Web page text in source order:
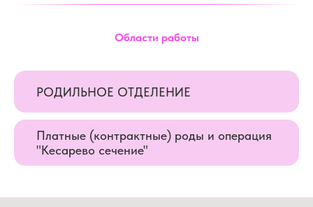
Области работы
РОДИЛЬНОЕ ОТДЕЛЕНИЕ
Платные (контрактные) роды и операция
"Кесарево сечение"